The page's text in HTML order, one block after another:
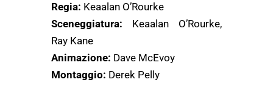
Regia: Keaalan O’Rourke
Sceneggiatura: Keaalan O’Rourke,
Ray Kane
Animazione: Dave McEvoy
Montaggio: Derek Pelly